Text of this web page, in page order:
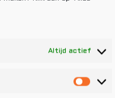
Altijd actief